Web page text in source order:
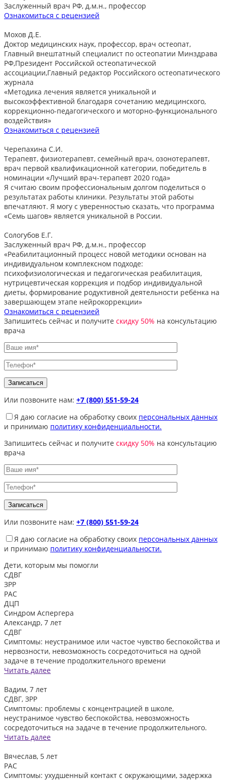
Заслуженный врач РФ, д.м.н., профессор
Ознакомиться с рецензией
Мохов Д.Е.
Доктор медицинских наук, профессор, врач остеопат,
Главный внештатный специалист по остеопатии Минздрава
РФ,Президент Российской остеопатической
ассоциации,Главный редактор Российского остеопатического
журнала
«Методика лечения является уникальной и
высокоэффективной благодаря сочетанию медицинского,
коррекционно-педагогического и моторно-функционального
воздействия»
Ознакомиться с рецензией
Черепахина С.И.
Терапевт, физиотерапевт, семейный врач, озонотерапевт,
врач первой квалификационной категории, победитель в
номинации «Лучший врач-терапевт 2020 года»
Я считаю своим профессиональным долгом поделиться о
результатах работы клиники. Результаты этой работы
впечатляют. Я могу с уверенностью сказать, что программа
«Семь шагов» является уникальной в России.
Сологубов Е.Г.
Заслуженный врач РФ, д.м.н., профессор
«Реабилитационный процесс новой методики основан на
индивидуальном комплексном подходе:
психофизиологическая и педагогическая реабилитация,
нутрицевтическая коррекция и подбор индивидуальной
диеты, формирование родуктивной деятельности ребёнка на
завершающем этапе нейрокоррекции»
Ознакомиться с рецензией
Запишитесь сейчас и получите скидку 50% на консультацию
врача
Или позвоните нам: +7 (800) 551-59-24
Я даю согласие на обработку своих персональных данных
и принимаю политику конфиденциальности.
Запишитесь сейчас и получите скидку 50% на консультацию
врача
Или позвоните нам: +7 (800) 551-59-24
Я даю согласие на обработку своих персональных данных
и принимаю политику конфиденциальности.
Дети, которым мы помогли
СДВГ
ЗРР
РАС
ДЦП
Синдром Аспергера
Александр, 7 лет
СДВГ
Симптомы: неустранимое или частое чувство беспокойства и
нервозности, невозможность сосредоточиться на одной
задаче в течение продолжительного времени
Читать далее
Вадим, 7 лет
СДВГ, ЗРР
Симптомы: проблемы с концентрацией в школе,
неустранимое чувство беспокойства, невозможность
сосредоточиться на задаче в течение продолжительного.
Читать далее
Вячеслав, 5 лет
РАС
Симптомы: ухудшенный контакт с окружающими, задержка